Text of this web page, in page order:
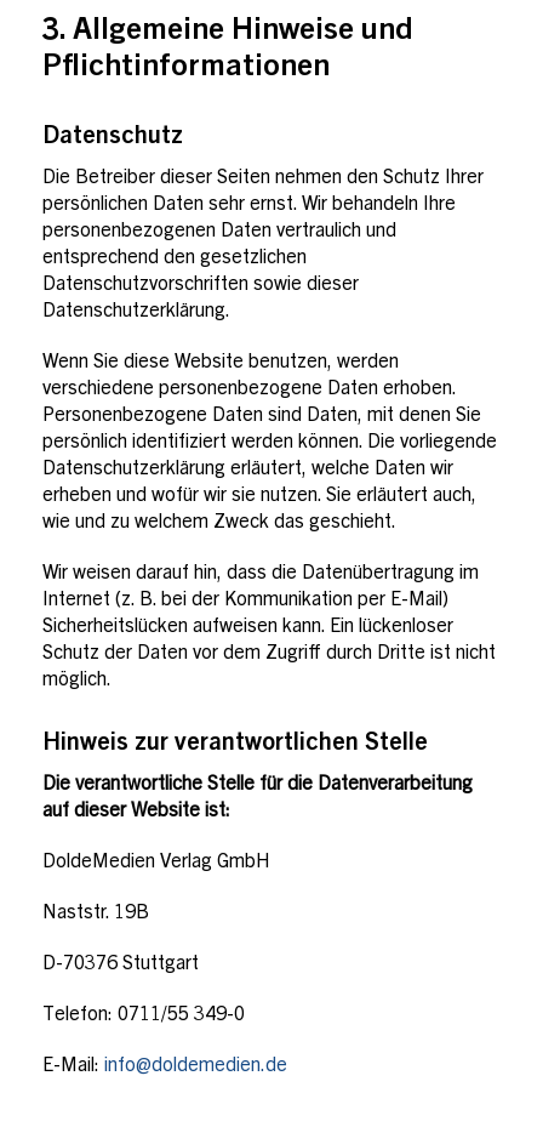
3. Allgemeine Hinweise und
Pflichtinformationen
Datenschutz
Die Betreiber dieser Seiten nehmen den Schutz Ihrer
persönlichen Daten sehr ernst. Wir behandeln Ihre
personenbezogenen Daten vertraulich und
entsprechend den gesetzlichen
Datenschutzvorschriften sowie dieser
Datenschutzerklärung.
Wenn Sie diese Website benutzen, werden
verschiedene personenbezogene Daten erhoben.
Personenbezogene Daten sind Daten, mit denen Sie
persönlich identifiziert werden können. Die vorliegende
Datenschutzerklärung erläutert, welche Daten wir
erheben und wofür wir sie nutzen. Sie erläutert auch,
wie und zu welchem Zweck das geschieht.
Wir weisen darauf hin, dass die Datenübertragung im
Internet (z. B. bei der Kommunikation per E-Mail)
Sicherheitslücken aufweisen kann. Ein lückenloser
Schutz der Daten vor dem Zugriff durch Dritte ist nicht
möglich.
Hinweis zur verantwortlichen Stelle
Die verantwortliche Stelle für die Datenverarbeitung
auf dieser Website ist:
DoldeMedien Verlag GmbH
Naststr. 19B
D-70376 Stuttgart
Telefon: 0711/55 349-0
E-Mail: info@doldemedien.de